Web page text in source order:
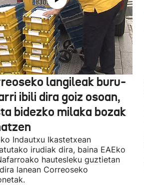
langileak buru-
ibili dira goiz osoan,
bidezko milaka bozak
Indautxu Ikastetxean
irudiak dira, baina EAEko
hautesleku guztietan
lanean Correoseko